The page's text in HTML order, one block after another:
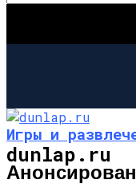
dunlap.ru
Игры и